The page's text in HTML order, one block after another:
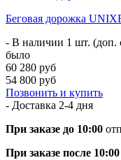
Беговая дорожка
- В наличии 1 шт. (доп.
было
60 280 руб
54 800 руб
Позвонить и купить
- Доставка 2-4 дня
При заказе до 10:00
При заказе после 10:00